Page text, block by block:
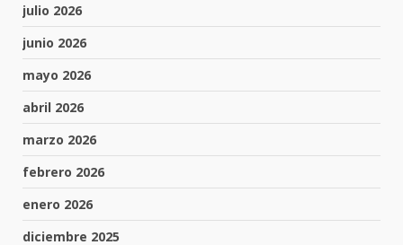
julio 2026
junio 2026
mayo 2026
abril 2026
marzo 2026
febrero 2026
enero 2026
diciembre 2025